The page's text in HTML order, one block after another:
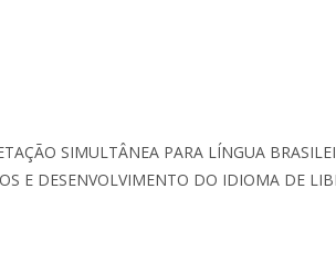
SIMULTÂNEA PARA LÍNGUA
E DESENVOLVIMENTO DO IDIOMA DE